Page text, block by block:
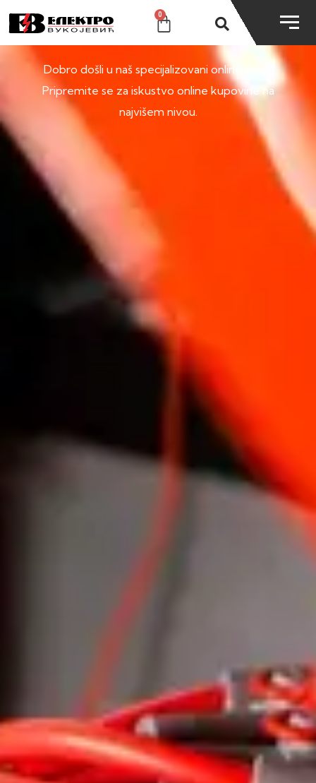
0
SHOP
Dobro došli u naš specijalizovani online shop.
Pripremite se za iskustvo online kupovine na
najvišem nivou.